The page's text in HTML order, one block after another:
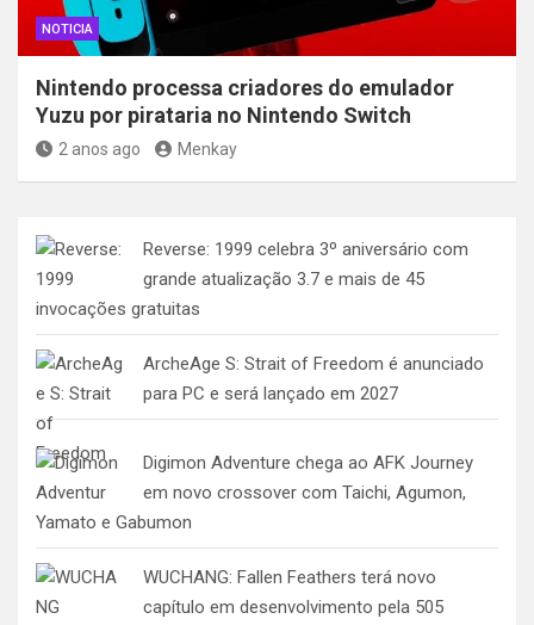
NOTICIA
Nintendo processa criadores do emulador
Yuzu por pirataria no Nintendo Switch
2 anos ago Menkay
Reverse: 1999 celebra 3º aniversário com
grande atualização 3.7 e mais de 45
invocações gratuitas
ArcheAge S: Strait of Freedom é anunciado
para PC e será lançado em 2027
Digimon Adventure chega ao AFK Journey
em novo crossover com Taichi, Agumon,
Yamato e Gabumon
WUCHANG: Fallen Feathers terá novo
capítulo em desenvolvimento pela 505